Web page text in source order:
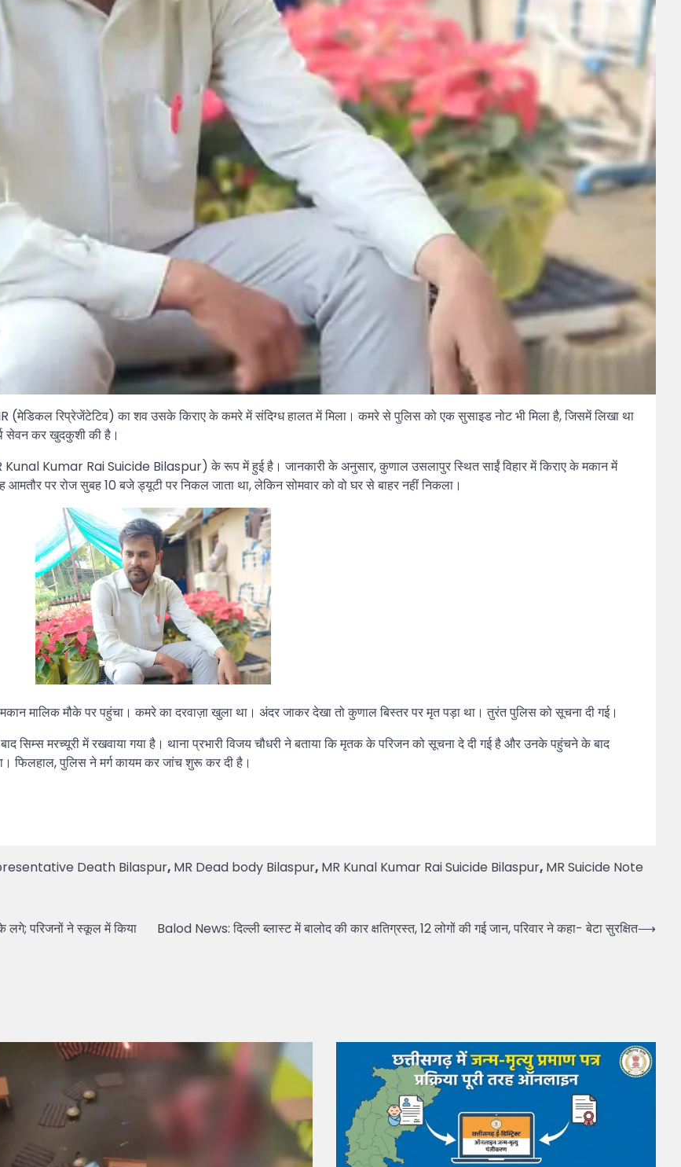
(मेडिकल रिप्रेजेंटेटिव) का शव उसके किराए के कमरे में संदिग्ध हालत में मिला। कमरे से पुलिस को एक सुसाइड नोट भी मिला है, जिसमें लिखा था
सेवन कर खुदकुशी की है।
Kunal Kumar Rai Suicide Bilaspur) के रूप में हुई है। जानकारी के अनुसार, कुणाल उसलापुर स्थित साईं विहार में किराए के मकान में
पर रोज सुबह 10 बजे ड्यूटी पर निकल जाता था, लेकिन सोमवार को वो घर से बाहर नहीं निकला।
मालिक मौके पर पहुंचा। कमरे का दरवाज़ा खुला था। अंदर जाकर देखा तो कुणाल बिस्तर पर मृत पड़ा था। तुरंत पुलिस को सूचना दी गई।
सिम्स मरच्यूरी में रखवाया गया है। थाना प्रभारी विजय चौधरी ने बताया कि मृतक के परिजन को सूचना दे दी गई है और उनके पहुंचने के बाद
फिलहाल, पुलिस ने मर्ग कायम कर जांच शुरू कर दी है।
Death Bilaspur, MR Dead body Bilaspur, MR Kunal Kumar Rai Suicide Bilaspur, MR Suicide Note
लगे; परिजनों ने स्कूल में किया
Balod News: दिल्ली ब्लास्ट में बालोद की कार क्षतिग्रस्त, 12 लोगों की गई जान, परिवार ने कहा- बेटा सुरक्षित⟶